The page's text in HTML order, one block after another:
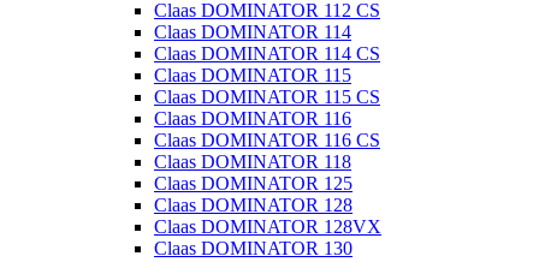
Claas DOMINATOR 112 CS
Claas DOMINATOR 114
Claas DOMINATOR 114 CS
Claas DOMINATOR 115
Claas DOMINATOR 115 CS
Claas DOMINATOR 116
Claas DOMINATOR 116 CS
Claas DOMINATOR 118
Claas DOMINATOR 125
Claas DOMINATOR 128
Claas DOMINATOR 128VX
Claas DOMINATOR 130